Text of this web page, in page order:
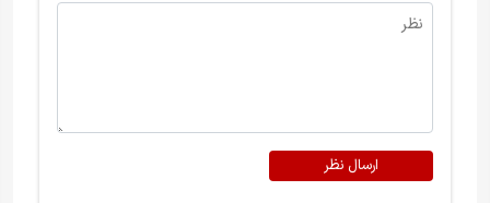
ارسال نظر